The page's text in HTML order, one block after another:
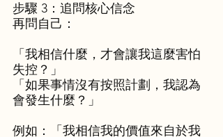
步驟 3：追問核心信念
再問自己：
「我相信什麼，才會讓我這麼害怕
失控？」
「如果事情沒有按照計劃，我認為
會發生什麼？」
例如：「我相信我的價值來自於我